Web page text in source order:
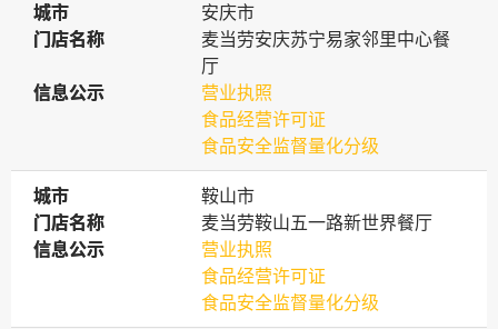
城市
城市
安庆市
门店名称
门店名称
麦当劳安庆苏宁易家邻里中心餐
厅
信息公示
信息公示
营业执照
食品经营许可证
食品安全监督量化分级
城市
城市
鞍山市
门店名称
门店名称
麦当劳鞍山五一路新世界餐厅
信息公示
信息公示
营业执照
食品经营许可证
食品安全监督量化分级